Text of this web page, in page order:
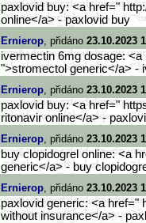
paxlovid buy: <a href="
online</a> - paxlovid buy
Ernierop, přidáno 23.10.2023
ivermectin 6mg dosage:
">stromectol generic</a> -
Ernierop, přidáno 23.10.2023
paxlovid buy: <a href="
ritonavir online</a> -
Ernierop, přidáno 23.10.2023
buy clopidogrel online: <a
generic</a> - buy
Ernierop, přidáno 23.10.2023
paxlovid generic: <a href="
without insurance</a> -